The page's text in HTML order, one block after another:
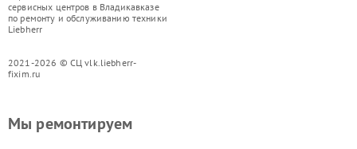
сервисных центров в Владикавказе
по ремонту и обслуживанию техники
Liebherr
2021-2026 © СЦ vlk.liebherr-
fixim.ru
Мы ремонтируем